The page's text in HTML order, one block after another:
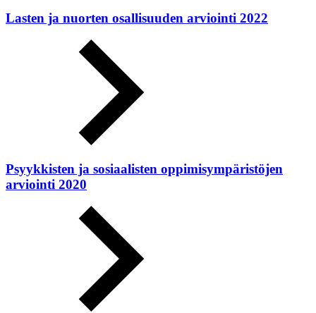
Lasten ja nuorten osallisuuden arviointi 2022
Psyykkisten ja sosiaalisten oppimisympäristöjen
arviointi 2020